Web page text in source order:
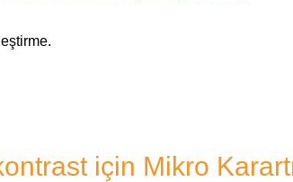
için Mikro